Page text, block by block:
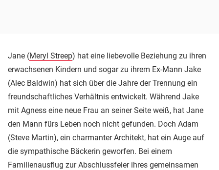
Jane (Meryl Streep) hat eine liebevolle Beziehung zu ihren
erwachsenen Kindern und sogar zu ihrem Ex-Mann Jake
(Alec Baldwin) hat sich über die Jahre der Trennung ein
freundschaftliches Verhältnis entwickelt. Während Jake
mit Agness eine neue Frau an seiner Seite weiß, hat Jane
den Mann fürs Leben noch nicht gefunden. Doch Adam
(Steve Martin), ein charmanter Architekt, hat ein Auge auf
die sympathische Bäckerin geworfen. Bei einem
Familienausflug zur Abschlussfeier ihres gemeinsamen